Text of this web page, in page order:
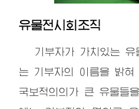
유물전시회조직
기부자가 가치있는 유
는 기부자의 이름을 밝혀
국보적의의가 큰 유물들